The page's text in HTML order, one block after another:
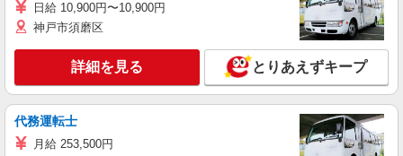
日給 10,900円〜10,900円
神戸市須磨区
詳細を見る とりあえずキープ
代務運転士
月給 253,500円